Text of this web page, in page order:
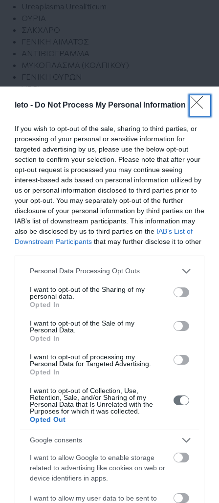
leto - Do Not Process My Personal Information
If you wish to opt-out of the sale, sharing to third parties, or
processing of your personal or sensitive information for
targeted advertising by us, please use the below opt-out
section to confirm your selection. Please note that after your
opt-out request is processed you may continue seeing
interest-based ads based on personal information utilized by
us or personal information disclosed to third parties prior to
your opt-out. You may separately opt-out of the further
disclosure of your personal information by third parties on the
IAB’s list of downstream participants. This information may
also be disclosed by us to third parties on the IAB’s List of
Downstream Participants that may further disclose it to other
Please note that this website/app uses one or more Google
not limited to your visit or usage behaviour. You may click to
grant or deny consent to Google and its third-party tags to
use your data for below specified purposes in below Google
consent section.
Personal Data Processing Opt Outs
I want to opt-out of the Sharing of my
personal data.
Opted In
I want to opt-out of the Sale of my
Personal Data.
Opted In
I want to opt-out of processing my
Personal Data for Targeted Advertising.
Opted In
I want to opt-out of Collection, Use,
Retention, Sale, and/or Sharing of my
Personal Data that Is Unrelated with the
Purposes for which it was collected.
Opted Out
Google consents
I want to allow Google to enable storage
related to advertising like cookies on web or
device identifiers in apps.
I want to allow my user data to be sent to
Ureaplasma Urealiticum
ΟΥΡΙΑ
ΣΑΚΧΑΡΟ
ΓΕΝΙΚΗ ΑΙΜΑΤΟΣ
ΑΝΤΙΒΙΟΓΡΑΜΜΑ
ΜΥΚΟΠΛΑΣΜΑ (ΚΟΛΠΙΚΟΥ)
ΓΕΝΙΚΗ ΟΥΡΩΝ
VDRL
ABS ΑΝΤΙ-ΤΟΞΟΠΛΑΣΜΑ lgG
ABS ΑΝΤΙ-ΤΟΞΟΠΛΑΣΜΑ lgM
ΚΥΤΤΑΡΟΜΕΓΑΛΟΙΟΣ CMV lgM
ΑΥΣΤΡΑΛΙΑΝΟ ΑΝΤΙΓΟΝΟ Hbs Ag
ΑΝΤΙΣΩΜΑΤΑ HIV
ΗΠΑΤΙΤΙΔΑ C
Επίσης για κάθε πρόσθετη μικροβιολογική εξέταση καθ’
υπόδειξη του ιατρού παρέχεται έκπτωση 30% επί του
ισχύοντος τιμολογίου.
Επικοινωνία
210-6902000
info@leto.gr
Ιατροί
Αναζήτηση Ιατρών
Ημερολόγιο
Εγκυμοσύνης